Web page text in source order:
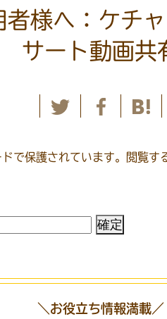
様へ：ケチ
サート動画共
で保護されています。閲覧す
＼お役立ち情報満載／